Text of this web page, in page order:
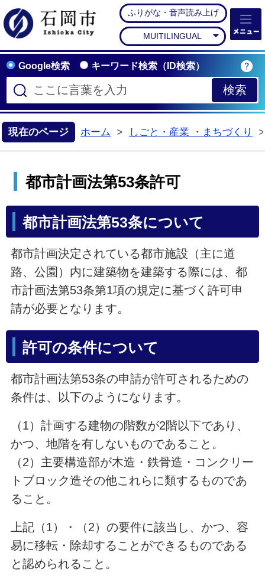
石岡市公式ホームペー
ふりがな・音声読み上げ
MUITILINGUAL
Google検索 キーワード検索（ID検索）
現在のページ ホーム
しごと・産業 ・まちづくり
都市計画法第53条許可
都市計画法第53条について
都市計画決定されている都市施設（主に道
路、公園）内に建築物を建築する際には、都
市計画法第53条第1項の規定に基づく許可申
請が必要となります。
許可の条件について
都市計画法第53条の申請が許可されるための
条件は、以下のようになります。
（1）計画する建物の階数が2階以下であり、
かつ、地階を有しないものであること。
（2）主要構造部が木造・鉄骨造・コンクリー
トブロック造その他これらに類するものであ
ること。
上記（1）・（2）の要件に該当し、かつ、容
易に移転・除却することができるものである
と認められること。